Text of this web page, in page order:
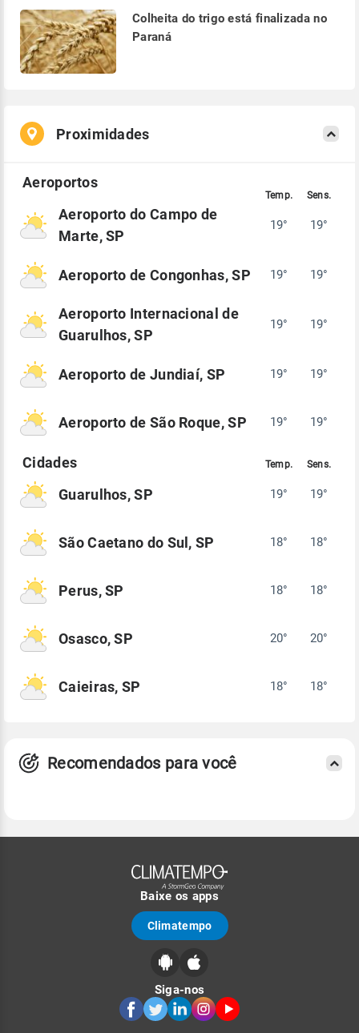
Colheita do trigo está finalizada no
Paraná
Proximidades
Aeroporto do Campo de
Marte, SP
19° 19°
Aeroporto de Congonhas, SP 19° 19°
Aeroporto Internacional de
Guarulhos, SP
19° 19°
Aeroporto de Jundiaí, SP 19° 19°
Aeroporto de São Roque, SP 19° 19°
Guarulhos, SP 19° 19°
São Caetano do Sul, SP 18° 18°
Perus, SP 18° 18°
Osasco, SP 20° 20°
Caieiras, SP 18° 18°
Recomendados para você
Baixe os apps
Climatempo
Siga-nos